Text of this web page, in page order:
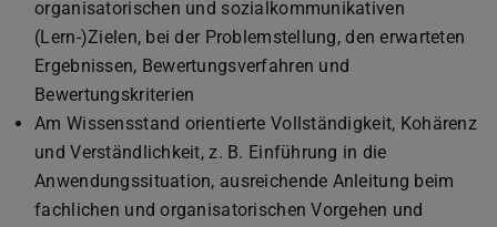
organisatorischen und sozialkommunikativen
(Lern-)Zielen, bei der Problemstellung, den erwarteten
Ergebnissen, Bewertungsverfahren und
Bewertungskriterien
Am Wissensstand orientierte Vollständigkeit, Kohärenz
und Verständlichkeit, z. B. Einführung in die
Anwendungssituation, ausreichende Anleitung beim
fachlichen und organisatorischen Vorgehen und